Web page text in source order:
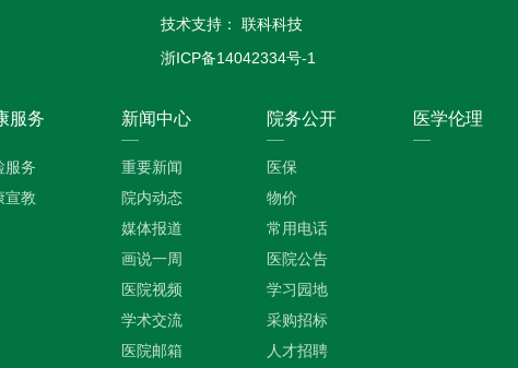
技术支持： 联科科技
浙ICP备14042334号-1
服务
服务
宣教
新闻中心
重要新闻
院内动态
媒体报道
画说一周
医院视频
学术交流
医院邮箱
院务公开
医保
物价
常用电话
医院公告
学习园地
采购招标
人才招聘
医学伦理